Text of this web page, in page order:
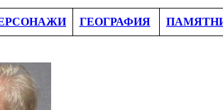
ГЕОГРАФИЯ